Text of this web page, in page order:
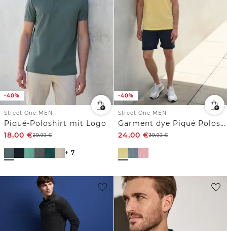
-40%
Street One MEN
Piqué-Poloshirt mit Logo
18,00 €29,99€
+ 7
-40%
Street One MEN
Garment dye Piqué Poloshirt
24,00 €39,99€